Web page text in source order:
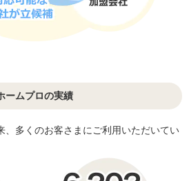
ームプロの実績
、多くのお客さまにご利用いただいてい